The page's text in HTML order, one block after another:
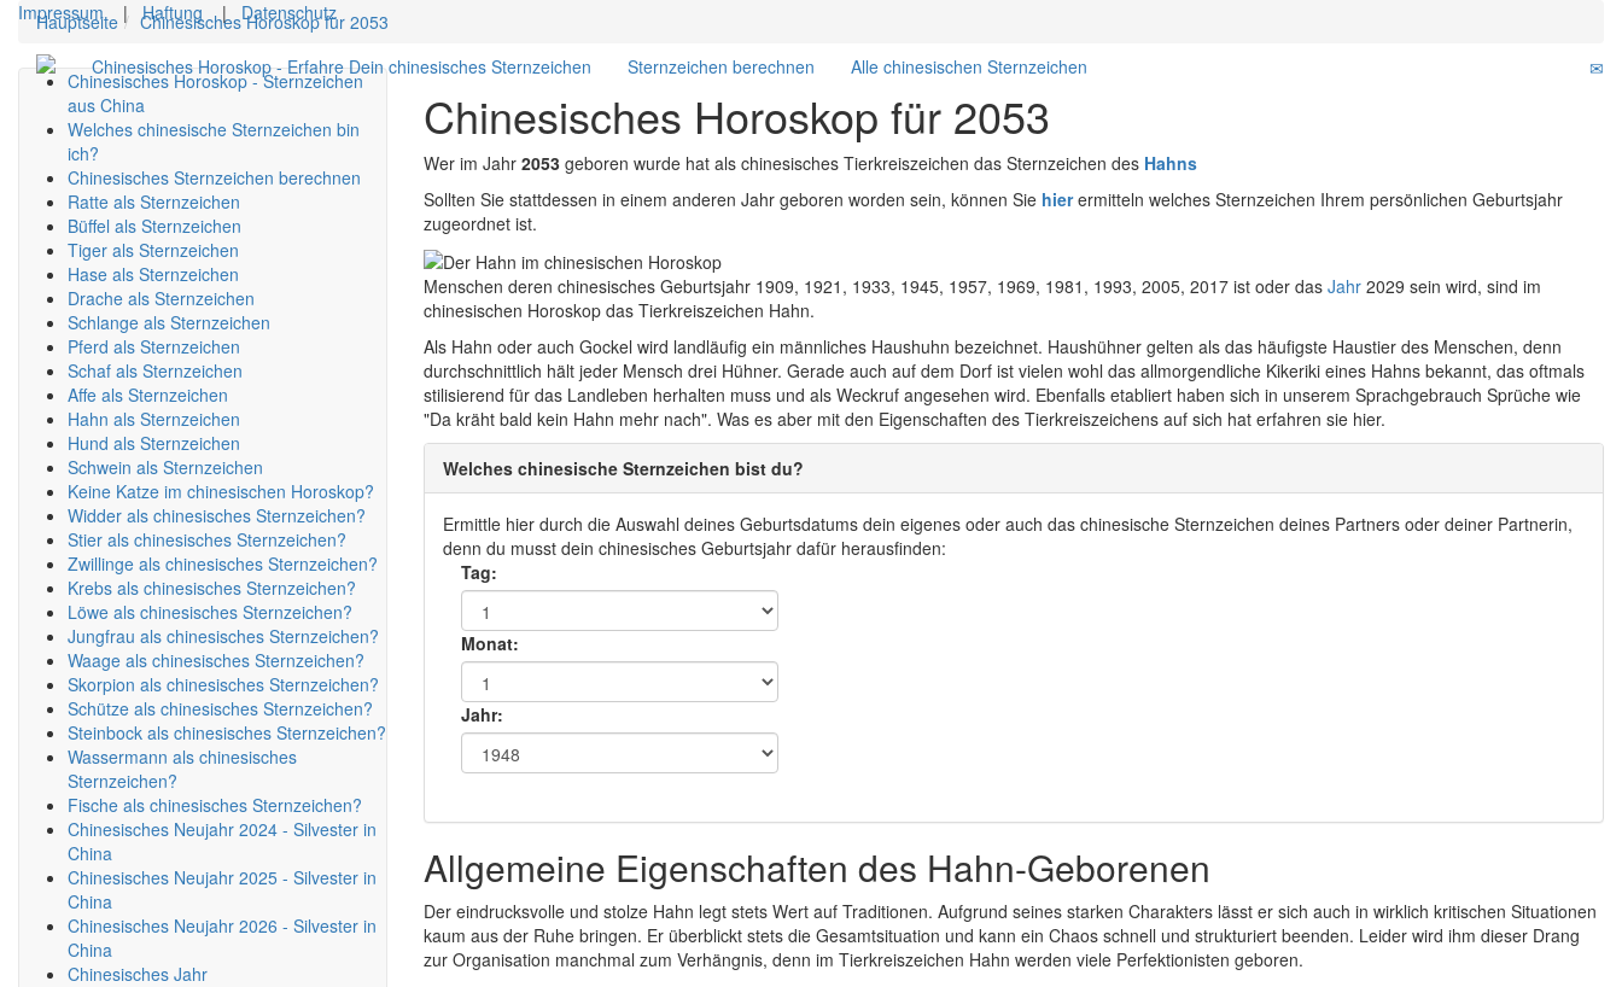
Impressum|Haftung | Datenschutz
Chinesisches Horoskop - Erfahre Dein chinesisches Sternzeichen Sternzeichen berechnen Alle chinesischen Sternzeichen
Hauptseite Chinesisches Horoskop für 2053
Chinesisches Horoskop - Sternzeichen
aus China
Welches chinesische Sternzeichen bin
ich?
Chinesisches Sternzeichen berechnen
Ratte als Sternzeichen
Büffel als Sternzeichen
Tiger als Sternzeichen
Hase als Sternzeichen
Drache als Sternzeichen
Schlange als Sternzeichen
Pferd als Sternzeichen
Schaf als Sternzeichen
Affe als Sternzeichen
Hahn als Sternzeichen
Hund als Sternzeichen
Schwein als Sternzeichen
Keine Katze im chinesischen Horoskop?
Widder als chinesisches Sternzeichen?
Stier als chinesisches Sternzeichen?
Zwillinge als chinesisches Sternzeichen?
Krebs als chinesisches Sternzeichen?
Löwe als chinesisches Sternzeichen?
Jungfrau als chinesisches Sternzeichen?
Waage als chinesisches Sternzeichen?
Skorpion als chinesisches Sternzeichen?
Schütze als chinesisches Sternzeichen?
Steinbock als chinesisches Sternzeichen?
Wassermann als chinesisches
Sternzeichen?
Fische als chinesisches Sternzeichen?
Chinesisches Neujahr 2024 - Silvester in
China
Chinesisches Neujahr 2025 - Silvester in
China
Chinesisches Neujahr 2026 - Silvester in
China
Chinesisches Jahr
Chinesisches Horoskop für 2053
Wer im Jahr 2053 geboren wurde hat als chinesisches Tierkreiszeichen das Sternzeichen des Hahns
Sollten Sie stattdessen in einem anderen Jahr geboren worden sein, können Sie hierermitteln welches Sternzeichen Ihrem persönlichen Geburtsjahr
zugeordnet ist.
Menschen deren chinesisches Geburtsjahr 1909, 1921, 1933, 1945, 1957, 1969, 1981, 1993, 2005, 2017 ist oder das Jahr 2029 sein wird, sind im
chinesischen Horoskop das Tierkreiszeichen Hahn.
Als Hahn oder auch Gockel wird landläufig ein männliches Haushuhn bezeichnet. Haushühner gelten als das häufigste Haustier des Menschen, denn
durchschnittlich hält jeder Mensch drei Hühner. Gerade auch auf dem Dorf ist vielen wohl das allmorgendliche Kikeriki eines Hahns bekannt, das oftmals
stilisierend für das Landleben herhalten muss und als Weckruf angesehen wird. Ebenfalls etabliert haben sich in unserem Sprachgebrauch Sprüche wie
"Da kräht bald kein Hahn mehr nach". Was es aber mit den Eigenschaften des Tierkreiszeichens auf sich hat erfahren sie hier.
Welches chinesische Sternzeichen bist du?
Ermittle hier durch die Auswahl deines Geburtsdatums dein eigenes oder auch das chinesische Sternzeichen deines Partners oder deiner Partnerin,
denn du musst dein chinesisches Geburtsjahr dafür herausfinden:
Tag:
Monat:
Jahr:
Allgemeine Eigenschaften des Hahn-Geborenen
Der eindrucksvolle und stolze Hahn legt stets Wert auf Traditionen. Aufgrund seines starken Charakters lässt er sich auch in wirklich kritischen Situationen
kaum aus der Ruhe bringen. Er überblickt stets die Gesamtsituation und kann ein Chaos schnell und strukturiert beenden. Leider wird ihm dieser Drang
zur Organisation manchmal zum Verhängnis, denn im Tierkreiszeichen Hahn werden viele Perfektionisten geboren.